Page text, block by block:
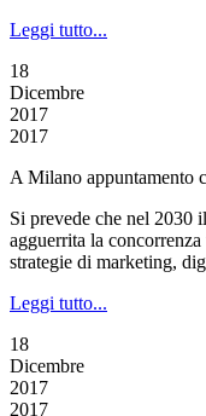
Leggi tutto...
18
Dicembre
2017
2017
A Milano appuntamento
Si prevede che nel 2030
agguerrita la
strategie di marketing,
Leggi tutto...
18
Dicembre
2017
2017